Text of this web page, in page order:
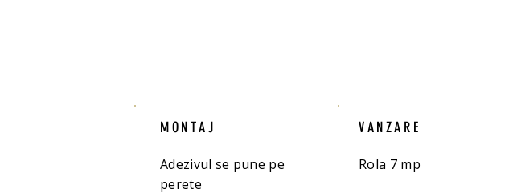
MONTAJ
Adezivul se pune pe
perete
VANZARE
Rola 7 mp